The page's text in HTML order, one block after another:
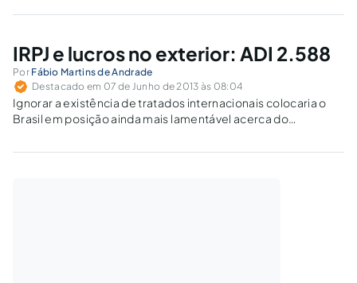
IRPJ e lucros no exterior: ADI 2.588
Por Fábio Martins de Andrade
Destacado em 07 de Junho de 2013 às 08:04
Ignorar a existência de tratados internacionais colocaria o
Brasil em posição ainda mais lamentável acerca do
negócios e à estabilidade institucional, sobretudo aos olhos